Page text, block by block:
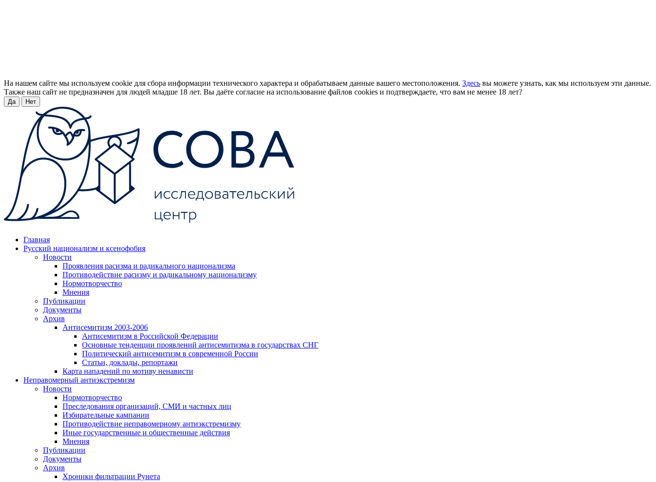
На нашем сайте мы используем cookie для сбора информации технического характера и обрабатываем данные вашего местоположения. Здесь вы можете узнать, как мы используем эти данные.
Также наш сайт не предназначен для людей младше 18 лет. Вы даёте согласие на использование файлов cookies и подтверждаете, что вам не менее 18 лет?
Да Нет
Главная
Русский национализм и ксенофобия
Новости
Проявления расизма и радикального национализма
Противодействие расизму и радикальному национализму
Нормотворчество
Мнения
Публикации
Документы
Архив
Антисемитизм 2003-2006
Антисемитизм в Российской Федерации
Основные тенденции проявлений антисемитизма в государствах СНГ
Политический антисемитизм в современной России
Статьи, доклады, репортажи
Карта нападений по мотиву ненависти
Неправомерный антиэкстремизм
Новости
Нормотворчество
Преследования организаций, СМИ и частных лиц
Избирательные кампании
Противодействие неправомерному антиэкстремизму
Иные государственные и общественные действия
Мнения
Публикации
Документы
Архив
Хроники фильтрации Рунета